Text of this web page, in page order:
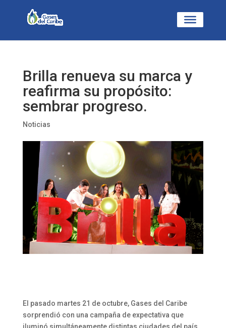
Brilla renueva su marca y
reafirma su propósito:
sembrar progreso.
Noticias
El pasado martes 21 de octubre, Gases del Caribe
sorprendió con una campaña de expectativa que